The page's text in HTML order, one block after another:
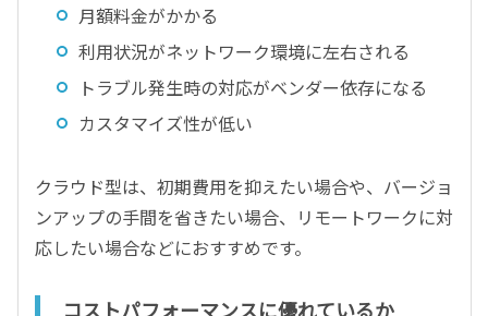
月額料金がかかる
利用状況がネットワーク環境に左右される
トラブル発生時の対応がベンダー依存になる
カスタマイズ性が低い
クラウド型は、初期費用を抑えたい場合や、バージョ
ンアップの手間を省きたい場合、リモートワークに対
応したい場合などにおすすめです。
コストパフォーマンスに優れているか